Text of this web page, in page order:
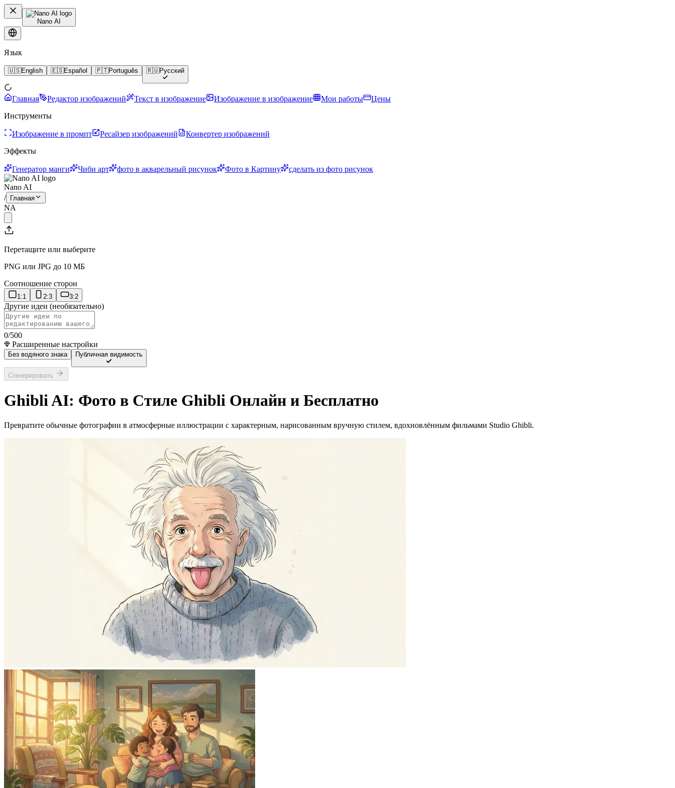
Nano AI
Язык
🇺🇸English 🇪🇸Español 🇵🇹Português 🇷🇺Русский
Главная Редактор изображений Текст в изображение Изображение в изображение Мои работы
Цены
Инструменты
Изображение в промпт Ресайзер изображений
Конвертер изображений
Эффекты
Генератор манги Чиби арт фото в акварельный рисунок Фото в Картину сделать из фото рисунок
Nano AI
/
Главная
NA
Перетащите или выберите
PNG или JPG до 10 МБ
Соотношение сторон
1:1 2:3 3:2
Другие идеи (необязательно)
0/500
Расширенные настройки
Без водяного знака Публичная видимость
Сгенерировать
Ghibli AI: Фото в Стиле Ghibli Онлайн и Бесплатно
Превратите обычные фотографии в атмосферные иллюстрации с характерным, нарисованным вручную стилем, вдохновлённым фильмами Studio Ghibli.